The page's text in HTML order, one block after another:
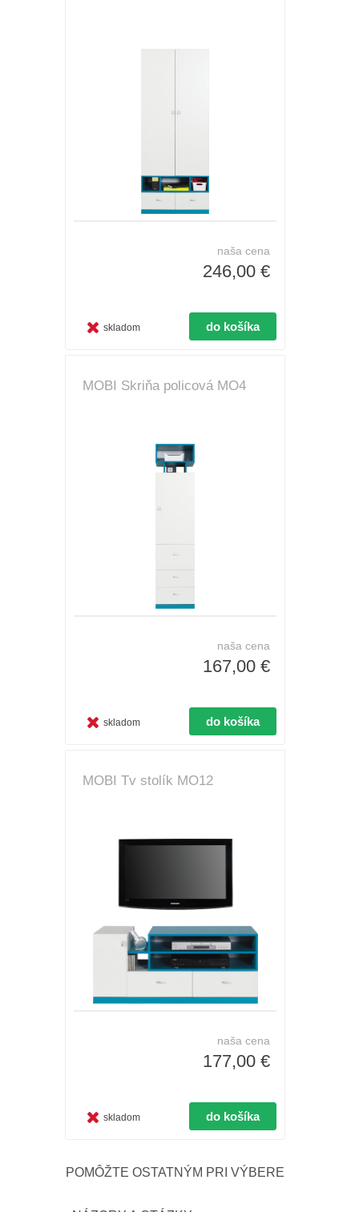
naša cena
246,00 €
skladom
MOBI Skriňa policová MO4
naša cena
167,00 €
skladom
MOBI Tv stolík MO12
naša cena
177,00 €
skladom
POMÔŽTE OSTATNÝM PRI VÝBERE